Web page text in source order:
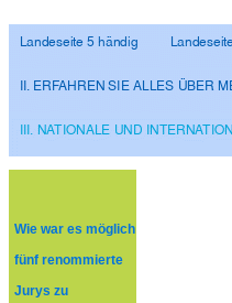
Wie war es möglich
fünf renommierte
Jurys zu